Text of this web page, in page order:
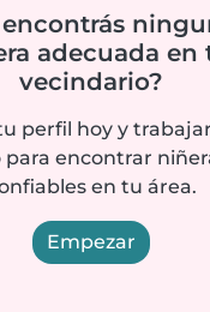
encontrás
adecuada en
vecindario?
perfil hoy y
para encontrar
en tu área.
Empezar